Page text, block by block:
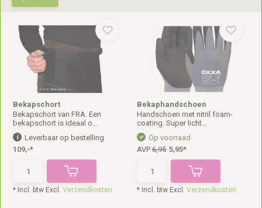
Bekapschort
Bekapschort van FRA. Een
bekapschort is ideaal o...
Leverbaar op bestelling
109,-*
* Incl. btw Excl.Verzendkosten
Bekaphandschoen
Handschoen met nitril foam-
coating. Super licht...
Op voorraad
AVP 6,95 5,95*
* Incl. btw Excl. Verzendkosten